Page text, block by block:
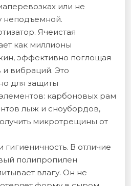
или не
неподъемной.
Ячеистая
как миллионы
эффективно поглощая
вибраций. Это
для защиты
карбоновых рам
лыж и сноубордов,
микротрещины от
гигиеничность. В отличие
полипропилен
влагу. Он не